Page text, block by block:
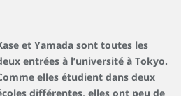
et Yamada sont toutes les
entrées à l’université à Tokyo.
elles étudient dans deux
différentes, elles ont peu de